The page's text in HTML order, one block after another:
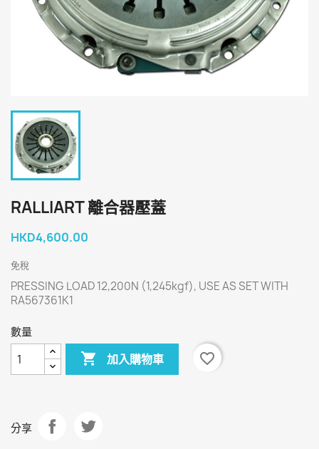
RALLIART 離合器壓蓋
HKD4,600.00
免稅
PRESSING LOAD 12,200N (1,245kgf), USE AS SET WITH
RA567361K1
數量
 加入購物車 favorite_border
分享